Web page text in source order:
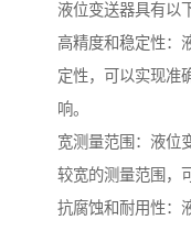
液位变送器具有以
高精度和稳定性：
定性，可以实现准
响。
宽测量范围：液位
较宽的测量范围，
抗腐蚀和耐用性：